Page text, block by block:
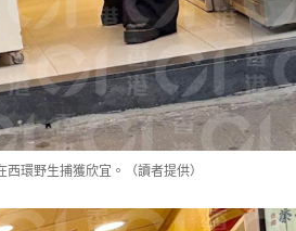
環野生捕獲欣宜。（讀者提供）